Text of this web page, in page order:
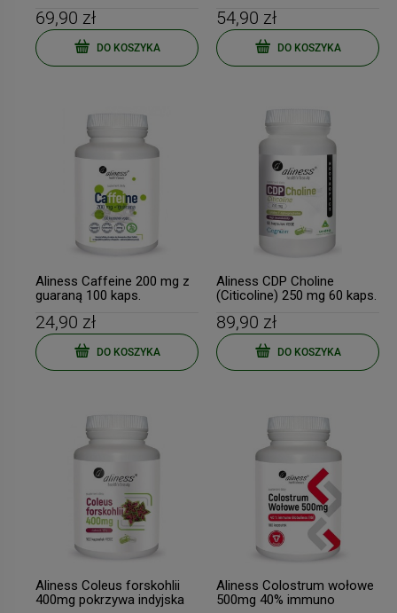
69,90 zł
DO KOSZYKA
54,90 zł
DO KOSZYKA
Aliness Caffeine 200 mg z
guaraną 100 kaps.
24,90 zł
DO KOSZYKA
Aliness CDP Choline
(Citicoline) 250 mg 60 kaps.
89,90 zł
DO KOSZYKA
Aliness Coleus forskohlii
400mg pokrzywa indyjska
Aliness Colostrum wołowe
500mg 40% immuno